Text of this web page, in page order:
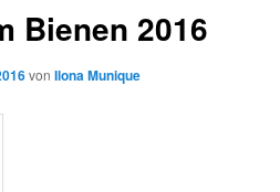
Bienen 2016
vonIlona Munique